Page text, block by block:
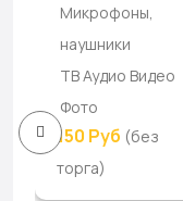
Микрофоны,
наушники
ТВ Аудио Видео
Фото
150 Руб (без
торга)